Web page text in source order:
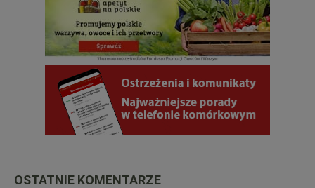
OSTATNIE KOMENTARZE